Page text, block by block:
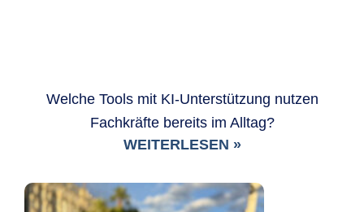
Welche Tools mit KI-Unterstützung nutzen
Fachkräfte bereits im Alltag?
WEITERLESEN »